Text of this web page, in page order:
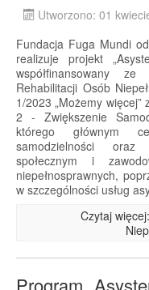
Utworzono: 01
Fundacja Fuga Mundi
realizuje projekt
współfinansowany
Rehabilitacji Osób
1/2023 „Możemy
2 - Zwiększenie
którego głównym
samodzielności oraz
społecznym i
niepełnosprawnych,
w szczególności usług
Czytaj